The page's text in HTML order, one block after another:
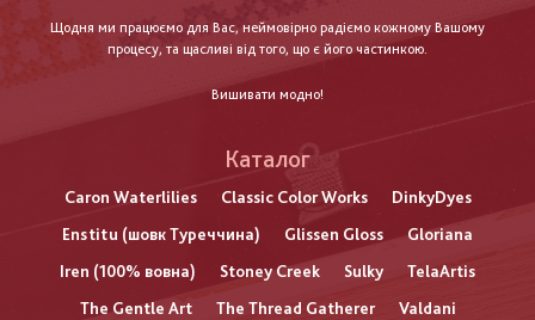
Щодня ми працюємо для Вас, неймовірно радіємо кожному Вашому
процесу, та щасливі від того, що є його частинкою.
Вишивати модно!
Каталог
Caron Waterlilies Classic Color Works
DinkyDyes
Enstitu (шовк Туреччина)
Glissen Gloss
Gloriana
Iren (100% вовна)
Stoney Creek Sulky
TelaArtis
The Gentle Art
The Thread Gatherer
Valdani